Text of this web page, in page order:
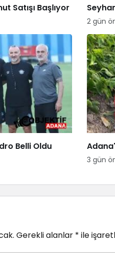
Satışı Başlıyor
2 gün
Belli Oldu
3 gün
Gerekli alanlar * ile